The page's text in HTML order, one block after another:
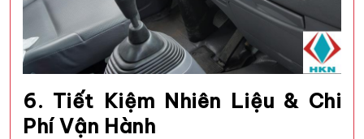
6. Tiết Kiệm Nhiên Liệu & Chi
Phí Vận Hành